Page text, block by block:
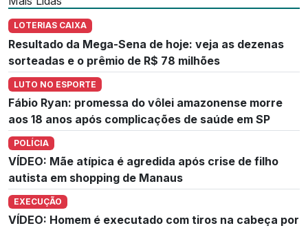
LOTERIAS CAIXA
Resultado da Mega-Sena de hoje: veja as dezenas
sorteadas e o prêmio de R$ 78 milhões
LUTO NO ESPORTE
Fábio Ryan: promessa do vôlei amazonense morre
aos 18 anos após complicações de saúde em SP
POLÍCIA
VÍDEO: Mãe atípica é agredida após crise de filho
autista em shopping de Manaus
EXECUÇÃO
VÍDEO: Homem é executado com tiros na cabeça por